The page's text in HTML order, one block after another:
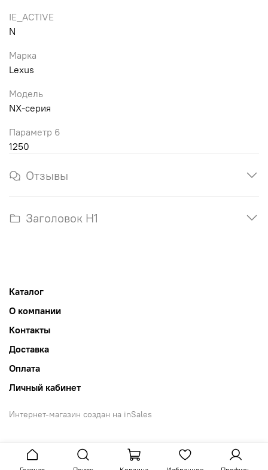
IE_ACTIVE
N
Марка
Lexus
Модель
NX-серия
Параметр 6
1250
Отзывы
Заголовок H1
Каталог
О компании
Контакты
Доставка
Оплата
Личный кабинет
Интернет-магазин создан на inSales